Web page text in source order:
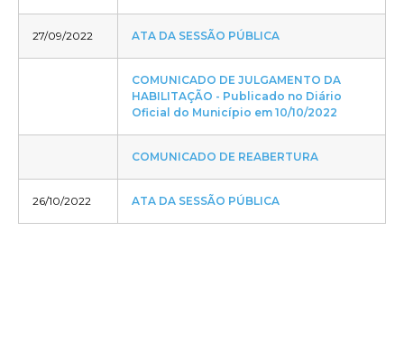
27/09/2022 ATA DA SESSÃO PÚBLICA
COMUNICADO DE JULGAMENTO DA
HABILITAÇÃO - Publicado no Diário
Oficial do Município em 10/10/2022
COMUNICADO DE REABERTURA
26/10/2022 ATA DA SESSÃO PÚBLICA